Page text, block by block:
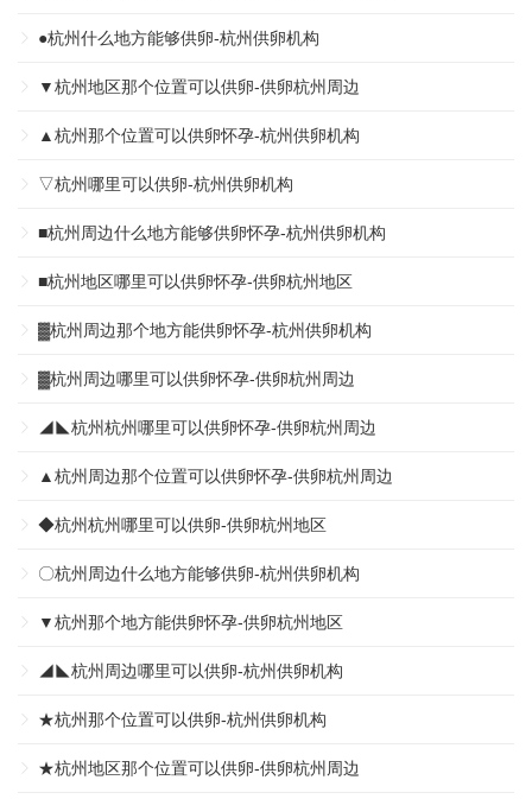
●杭州什么地方能够供卵-杭州供卵机构
▼杭州地区那个位置可以供卵-供卵杭州周边
▲杭州那个位置可以供卵怀孕-杭州供卵机构
▽杭州哪里可以供卵-杭州供卵机构
■杭州周边什么地方能够供卵怀孕-杭州供卵机构
■杭州地区哪里可以供卵怀孕-供卵杭州地区
▓杭州周边那个地方能供卵怀孕-杭州供卵机构
▓杭州周边哪里可以供卵怀孕-供卵杭州周边
◢◣杭州杭州哪里可以供卵怀孕-供卵杭州周边
▲杭州周边那个位置可以供卵怀孕-供卵杭州周边
◆杭州杭州哪里可以供卵-供卵杭州地区
〇杭州周边什么地方能够供卵-杭州供卵机构
▼杭州那个地方能供卵怀孕-供卵杭州地区
◢◣杭州周边哪里可以供卵-杭州供卵机构
★杭州那个位置可以供卵-杭州供卵机构
★杭州地区那个位置可以供卵-供卵杭州周边